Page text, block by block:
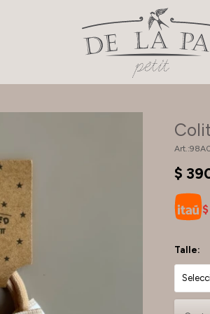
$
$
Talle: